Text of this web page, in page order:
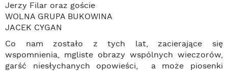
Jerzy Filar oraz goście
WOLNA GRUPA BUKOWINA
JACEK CYGAN
Co nam zostało z tych lat, zacierające się
wspomnienia, mgliste obrazy wspólnych wieczorów,
garść niesłychanych opowieści, a może piosenki